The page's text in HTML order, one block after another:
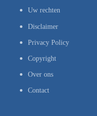
Uw rechten
Disclaimer
Privacy Policy
Copyright
Over ons
Contact